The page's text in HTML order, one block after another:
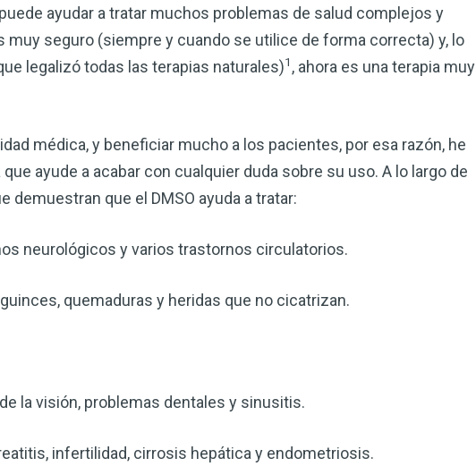
ayudar a tratar muchos problemas de salud complejos y
seguro (siempre y cuando se utilice de forma correcta) y, lo
legalizó todas las terapias naturales)1 , ahora es una terapia muy
médica, y beneficiar mucho a los pacientes, por esa razón, he
ayude a acabar con cualquier duda sobre su uso. A lo largo de
que el DMSO ayuda a tratar:
neurológicos y varios trastornos circulatorios.
quemaduras y heridas que no cicatrizan.
la visión, problemas dentales y sinusitis.
infertilidad, cirrosis hepática y endometriosis.
El vinagre de sidra de manzana (VSM) es uno de los
quiera mejorar su digestión, reforzar la salud de su